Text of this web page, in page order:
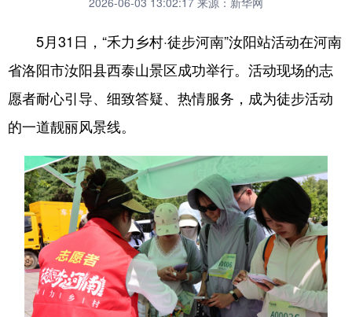
本网原创
直播 新华社记者看河南 领导活动报道集
廉政 人事 新华视频
专题 网群推广 地方动态
乡村振兴
民生社会 医疗健康 金融兴豫
文旅新探 豫股百家
地方频道
北京 天津 河北
5月31日，“禾力乡村·徒步河南”汝阳站活动在河南
省洛阳市汝阳县西泰山景区成功举行。活动现场的志
愿者耐心引导、细致答疑、热情服务，成为徒步活动
的一道靓丽风景线。